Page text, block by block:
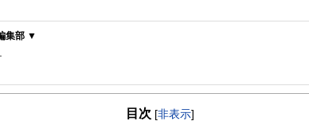
集部 ▼
、経済に関する記事を、日々の暮らしにどのような影響を与えるかと
目次 [非表示]